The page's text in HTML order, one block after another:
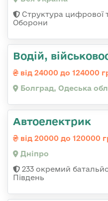
Структура цифрової
Оборони
Водій,
від 24000 до 124000
Болград, Одеська
Автоелектрик
від 20000 до 120000
Дніпро
233 окремий
Південь